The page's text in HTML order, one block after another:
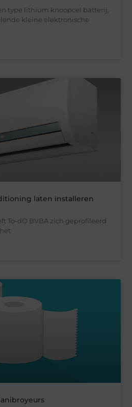
type lithium knoopcel batterij,
kleine elektronische
laten installeren
To-dO BVBA zich geprofileerd